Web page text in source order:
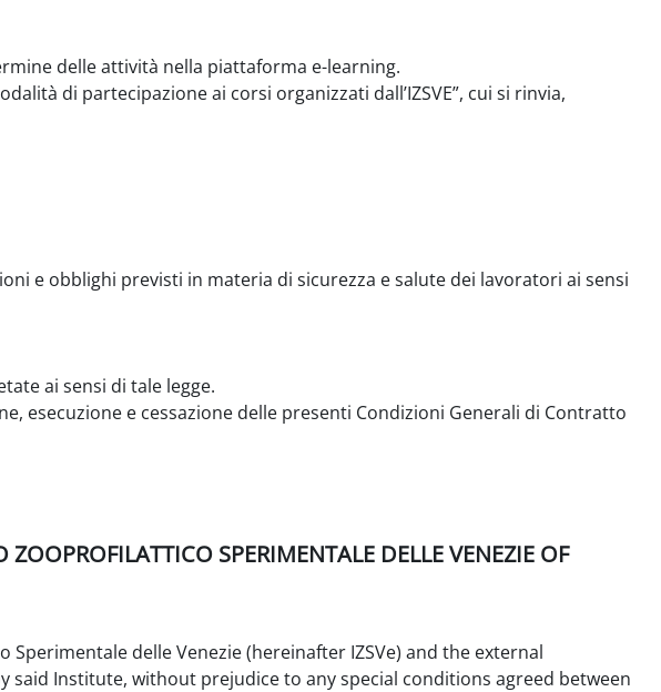
delle attività nella piattaforma e-learning.
di partecipazione ai corsi organizzati dall’IZSVE”, cui si rinvia,
e obblighi previsti in materia di sicurezza e salute dei lavoratori ai sensi
ai sensi di tale legge.
esecuzione e cessazione delle presenti Condizioni Generali di Contratto
SPERIMENTALE DELLE VENEZIE OF
delle Venezie (hereinafter IZSVe) and the external
Institute, without prejudice to any special conditions agreed between